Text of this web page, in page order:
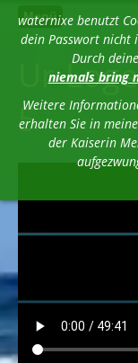
waternixe benutzt
dein Passwort nicht
Durch
niemals bring
Weitere
erhalten Sie in
der Kaiserin
Menü
Ur-
5